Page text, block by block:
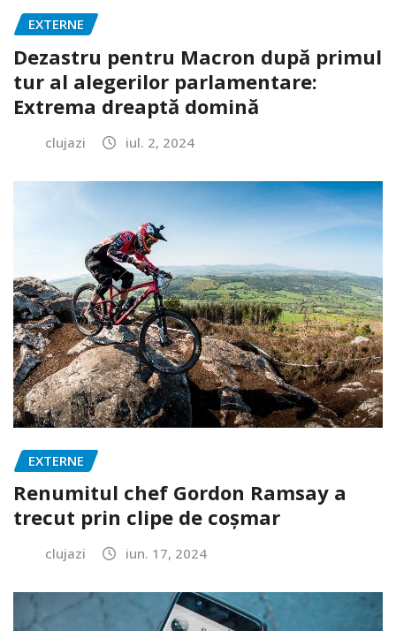
EXTERNE
Dezastru pentru Macron după primul
tur al alegerilor parlamentare:
Extrema dreaptă domină
clujazi iul. 2, 2024
EXTERNE
Renumitul chef Gordon Ramsay a
trecut prin clipe de coșmar
clujazi iun. 17, 2024